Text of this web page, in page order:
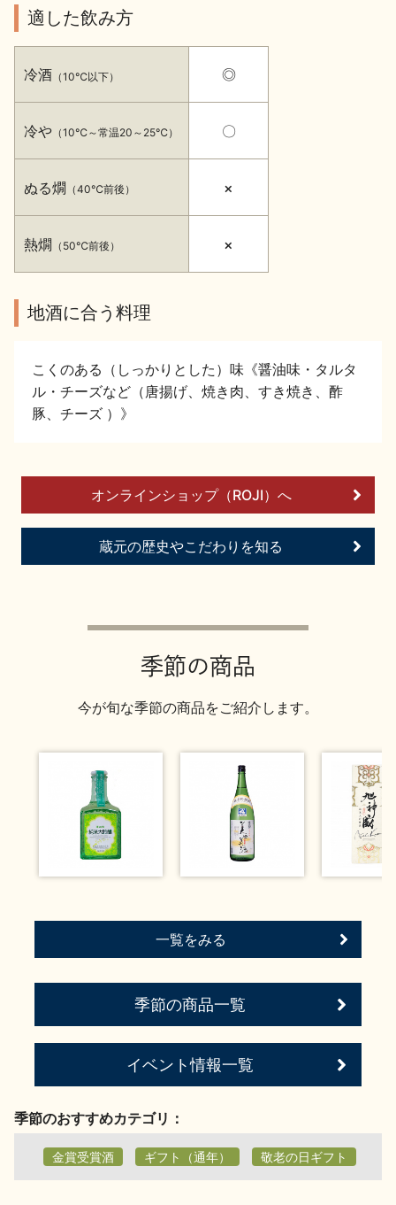
季節の商品 イベント情報
地酒蔵元会WEB展示会 地酒蔵元会利酒会
地酒蔵元会とは
お問い合わせ
適した飲み方
冷酒 （10℃以下）
冷や （10℃～常温20～25℃）
ぬる燗 （40℃前後）
熱燗 （50℃前後）
◎
〇
×
×
地酒に合う料理
こくのある（しっかりとした）味《醤油味・タルタ
ル・チーズなど（唐揚げ、焼き肉、すき焼き、酢
豚、チーズ ）》
オンラインショップ（ROJI）へ
蔵元の歴史やこだわりを知る
季節の商品
今が旬な季節の商品をご紹介します。
一覧をみる
季節の商品一覧
イベント情報一覧
季節のおすすめカテゴリ：
金賞受賞酒 ギフト（通年） 敬老の日ギフト